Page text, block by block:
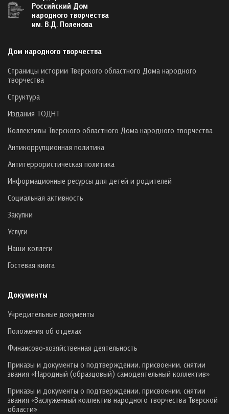
Российский Дом
народного творчества
им. В.Д. Поленова
Дом народного творчества
Страницы истории Тверского областного Дома народного
творчества
Структура
Издания ТОДНТ
Коллективы Тверского областного Дома народного творчества
Антикоррупционная политика
Антитеррористическая политика
Информационные ресурсы для детей и родителей
Социальная активность
Закупки
Услуги
Наши коллеги
Гостевая книга
Документы
Учредительные документы
Положения об отделах
Финансово-хозяйственная деятельность
Приказы и документы о подтверждении, присвоении, снятии
звания «Народный (образцовый) самодеятельный коллектив»
Приказы и документы о подтверждении, присвоении, снятии
звания «Заслуженный коллектив народного творчества Тверской
области»